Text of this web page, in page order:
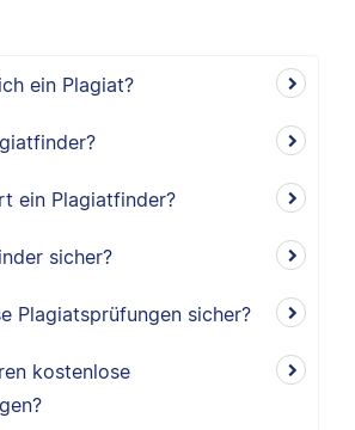
ein Plagiat?
ein Plagiatfinder?
sicher?
Plagiatsprüfungen sicher?
kostenlose